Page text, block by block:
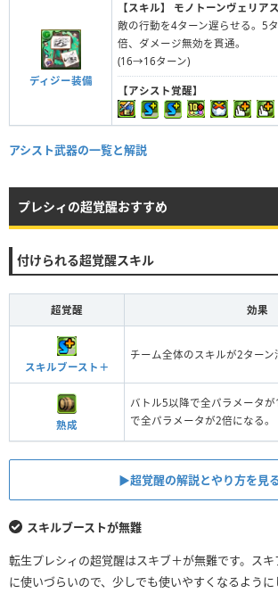
ディジー装備
【スキル】
モノトーンヴェリアス
敵の行動を4ターン遅らせる。5
倍、ダメージ無効を貫通。
(16→16ターン)
【アシスト覚醒】
アシスト武器の一覧と解説
プレシィの超覚醒おすすめ
付けられる超覚醒スキル
超覚醒 効果
スキルブースト＋
チーム全体のスキルが2ター
熟成
バトル5以降で全パラメータ
で全パラメータが2倍になる。
▶︎超覚醒の解説とやり方を見
スキルブーストが無難
転生プレシィの超覚醒はスキブ＋が無難です。ス
に使いづらいので、少しでも使いやすくなるように